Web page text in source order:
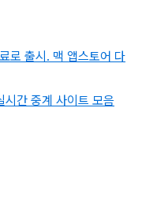
로 출시. 맥 앱스토어 다
간 중계 사이트 모음